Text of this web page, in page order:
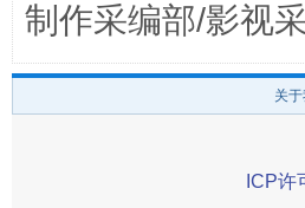
制作采编部/影视
关
ICP许